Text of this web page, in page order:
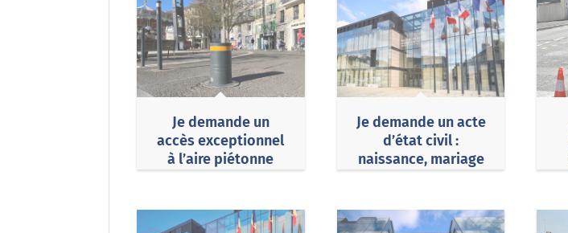
Je demande un
accès exceptionnel
à l’aire piétonne
Je demande un acte
d’état civil :
naissance, mariage